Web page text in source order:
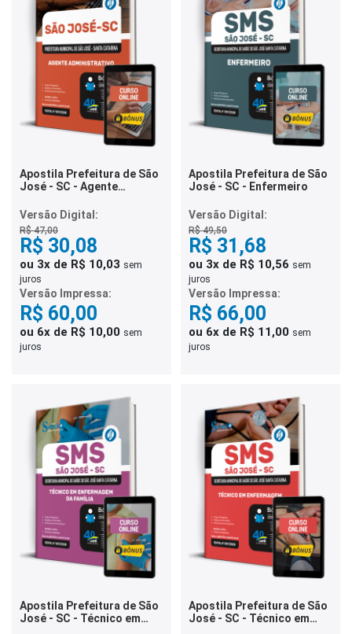
Apostila Prefeitura de São
José - SC - Agente
Versão Digital:
R$ 47,00
R$ 30,08
ou 3x de R$ 10,03 sem
juros
Versão Impressa:
R$ 60,00
ou 6x de R$ 10,00 sem
juros
Apostila Prefeitura de São
José - SC - Enfermeiro
Versão Digital:
R$ 49,50
R$ 31,68
ou 3x de R$ 10,56 sem
juros
Versão Impressa:
R$ 66,00
ou 6x de R$ 11,00 sem
juros
Apostila Prefeitura de São
José - SC - Técnico em
Apostila Prefeitura de São
José - SC - Técnico em